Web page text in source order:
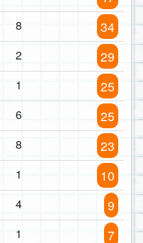
8 34
2 29
1 25
6 25
8 23
1 10
4 9
1 7